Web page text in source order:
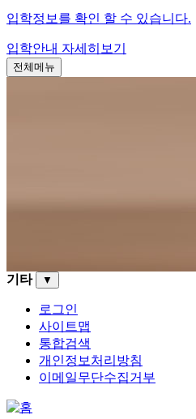
입학정보를 확인 할 수 있습니다.
입학안내 자세히보기
전체메뉴
기타 ▼
로그인
사이트맵
통합검색
개인정보처리방침
이메일무단수집거부